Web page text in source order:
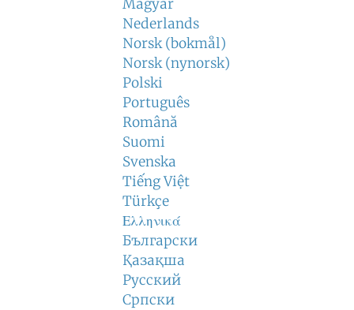
Magyar
Nederlands
Norsk (bokmål)
Norsk (nynorsk)
Polski
Português
Română
Suomi
Svenska
Tiếng Việt
Türkçe
Ελληνικά
Български
Қазақша
Русский
Српски